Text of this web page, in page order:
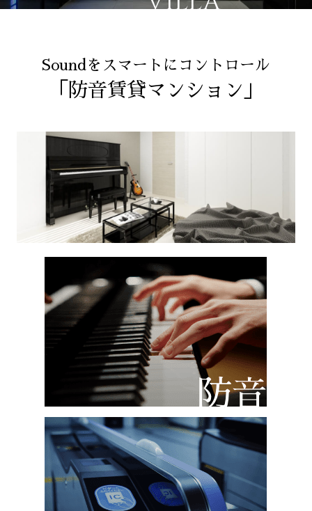
Soundをスマートにコントロール
「防音賃貸マンション」